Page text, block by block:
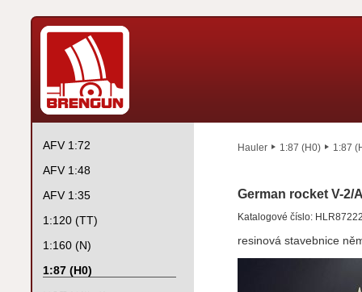
Hauler 1:87 (H0) 1:87
German rocket V-2/
Katalogové číslo:
resinová stavebnice
AFV 1:72
AFV 1:48
AFV 1:35
1:120 (TT)
1:160 (N)
1:87 (H0)